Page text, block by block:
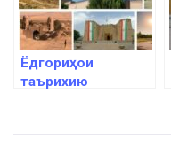
шуд
Ёдгориҳои
таърихию